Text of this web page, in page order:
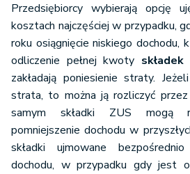
Przedsiębiorcy wybierają opcję
kosztach najczęściej w przypadku,
roku osiągnięcie niskiego dochodu,
odliczenie pełnej kwoty składek
zakładają poniesienie straty.
strata, to można ją rozliczyć
samym składki ZUS mogą
pomniejszenie dochodu w
składki ujmowane
dochodu, w przypadku gdy jest